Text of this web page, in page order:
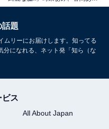
話題
ムリーにお届けします。知ってる
分になれる、ネット発「知ら（な
ビス
All About Japan